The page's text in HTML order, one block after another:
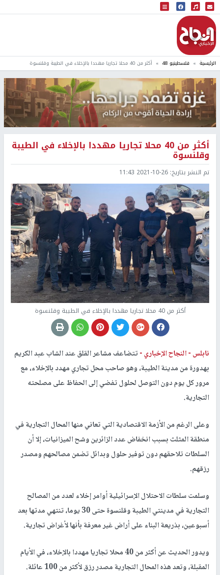
البث المباشر
إذاعة النجاح
الرئيسية فلسطينيو 48 أكثر من 40 محلا تجاريا مهددا بالإخلاء في الطيبة وقلنسوة
أكثر من 40 محلا تجاريا مهددا بالإخلاء في الطيبة
وقلنسوة
تم النشر بتاريخ: 2021-10-26 11:43
أكثر من 40 محلا تجاريا مهددا بالإخلاء في الطيبة وقلنسوة
نابلس -النجاح الإخباري -تتضاعف مشاعر القلق عند الشاب عبد الكريم
بهدورة من مدينة الطيبة، وهو صاحب محل تجاري مهدد بالإخلاء، مع
مرور كل يوم دون التوصل لحلول تفضي إلى الحفاظ على مصلحته
التجارية.
وعلى الرغم من الأزمة الاقتصادية التي تعاني منها المحال التجارية في
منطقة المثلث بسبب انخفاض عدد الزائرين وشح الميزانيات، إلا أن
السلطات تلاحقهم دون توفير حلول وبدائل تضمن مصالحهم ومصدر
رزقهم.
وسلمت سلطات الاحتلال الإسرائيلية أوامر إخلاء لعدد من المصالح
التجارية في مدينتي الطيبة وقلنسوة حتى 30 يوما، تنتهي مدتها بعد
أسبوعين، بذريعة البناء على أراض غير معرفة بأنها لأغراض تجارية.
ويدور الحديث عن أكثر من 40 محلا تجاريا مهددا بالإخلاء، في الأيام
المقبلة، وتعد هذه المحال التجارية مصدر رزق لأكثر من 100 عائلة.